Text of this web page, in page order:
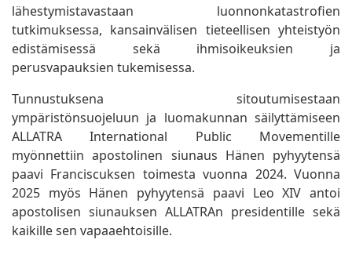
lähestymistavastaan luonnonkatastrofien
tutkimuksessa, kansainvälisen tieteellisen yhteistyön
edistämisessä sekä ihmisoikeuksien ja
perusvapauksien tukemisessa.
Tunnustuksena sitoutumisestaan
ympäristönsuojeluun ja luomakunnan säilyttämiseen
ALLATRA International Public Movementille
myönnettiin apostolinen siunaus Hänen pyhyytensä
paavi Franciscuksen toimesta vuonna 2024. Vuonna
2025 myös Hänen pyhyytensä paavi Leo XIV antoi
apostolisen siunauksen ALLATRAn presidentille sekä
kaikille sen vapaaehtoisille.